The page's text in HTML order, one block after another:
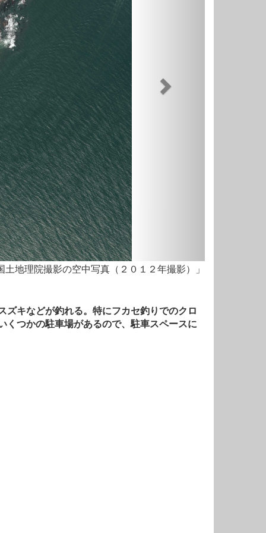
土地理院撮影の空中写真（２０１２年撮影）」
キなどが釣れる。特にフカセ釣りでのクロ
つかの駐車場があるので、駐車スペースに